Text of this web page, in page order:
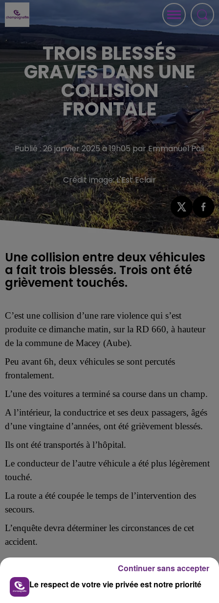
TROIS BLESSÉS
GRAVES DANS UNE
COLLISION
FRONTALE
Publié : 26 janvier 2025 à 19h05 par Emmanuel Poli
Crédit image:L'Est Eclair
Une collision entre deux véhicules
a fait trois blessés. Trois ont été
grièvement touchés.
C’est une collision d’une rare violence qui s’est
produite ce dimanche matin, sur la RD 660, à hauteur
de la commune de Macey (Aube).
Peu avant 6h, deux véhicules se sont percutés
frontalement.
L’une des voitures a terminé sa course dans un champ.
A l’intérieur, la conductrice et ses deux passagers, âgés
d’une vingtaine d’années, ont été grièvement blessés.
Ils ont été transportés à l’hôpital.
Le conducteur de l’autre véhicule a été plus légèrement
touché.
La route a été coupée le temps de l’intervention des
secours.
L’enquête devra déterminer les circonstances de cet
accident.
FIL D'ACTU
Le respect de votre vie privée est notre priorité
Continuer sans accepter